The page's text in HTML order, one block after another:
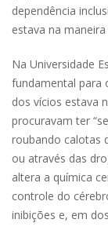
dependência
estava na
Na Universidade
fundamental para
dos vícios estava
procuravam ter
roubando calotas
ou através das
altera a química
controle do
inibições e, em